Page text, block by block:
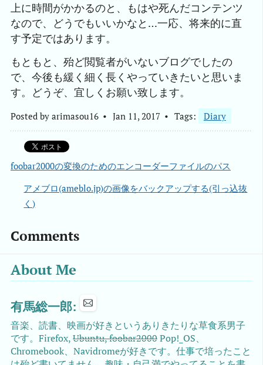
上に時間がかかるのと、もはや死んだコンテンツ
なので、どうでもいいかなと…一応、将来的に直
す予定ではあります。
もともと、殆ど閲覧者がいないブログでしたの
で、今後も緩く細く長くやっていきたいと思いま
す。どうぞ、宜しくお願い致します。
Posted by arimasou16 Jan 11, 2017 Tags: Diary
foobar2000の変換のためのエンコーダーファイルのパス
アメブロ(ameblo.jp)の画像をバックアップする(引っ込抜
く)
Comments
About Me
有馬総一郎:
音楽、読書、映画が好きというありきたりな草食系男子
です。Firefox,Ubuntu, foobar2000Pop!_OS、
Chromebook、Navidromeが好きです。仕事で培ったこと